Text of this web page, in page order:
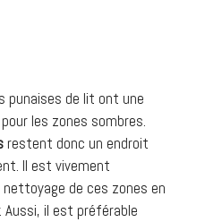
punaises de lit ont une
les zones sombres.
restent donc un endroit
Il est vivement
de ces zones en
Aussi, il est préférable